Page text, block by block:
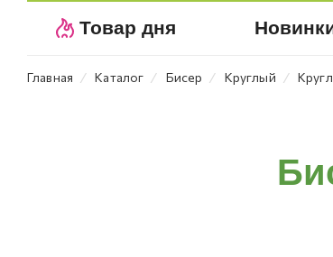
Товар дня
Главная ⁄ Каталог ⁄ Бисер ⁄ Круглый ⁄